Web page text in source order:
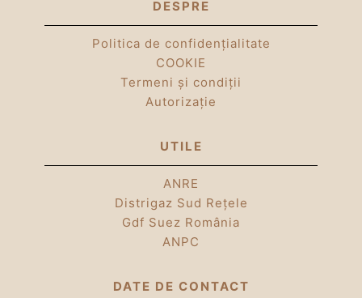
DESPRE
Politica de confidențialitate
COOKIE
Termeni și condiții
Autorizație
UTILE
ANRE
Distrigaz Sud Rețele
Gdf Suez România
ANPC
DATE DE CONTACT